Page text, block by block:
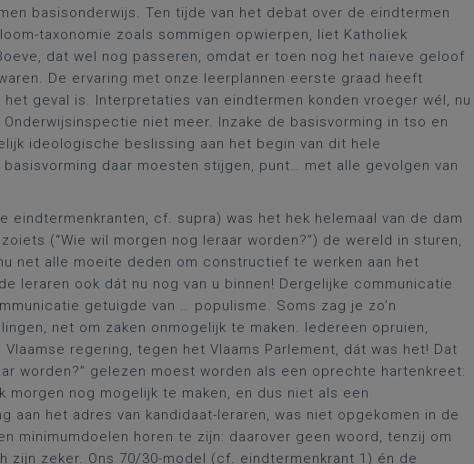
basisonderwijs. Ten tijde van het debat over de eindtermen
taxonomie zoals sommigen opwierpen, liet Katholiek
dat wel nog passeren, omdat er toen nog het naïeve geloof
De ervaring met onze leerplannen eerste graad heeft
geval is. Interpretaties van eindtermen konden vroeger wél, nu
niet meer. Inzake de basisvorming in tso en
ideologische beslissing aan het begin van dit hele
daar moesten stijgen, punt… met alle gevolgen van
eindtermenkranten, cf. supra) was het hek helemaal van de dam
(“Wie wil morgen nog leraar worden?”) de wereld in sturen,
net alle moeite deden om constructief te werken aan het
leraren ook dát nu nog van u binnen! Dergelijke communicatie
getuigde van … populisme. Soms zag je zo’n
net om zaken onmogelijk te maken. Iedereen opruien,
regering, tegen het Vlaams Parlement, dát was het! Dat
worden?” gelezen moest worden als een oprechte hartenkreet:
nog mogelijk te maken, en dus niet als een
aan het adres van kandidaat-leraren, was niet opgekomen in de
minimumdoelen horen te zijn: daarover geen woord, tenzij om
zijn zeker. Ons 70/30-model (cf. eindtermenkrant 1) én de